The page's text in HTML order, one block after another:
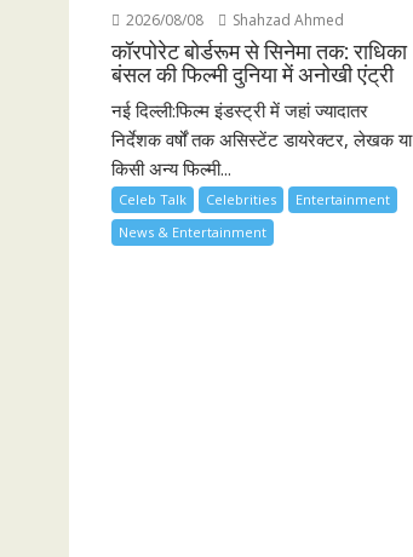
2026/08/08 Shahzad Ahmed
कॉरपोरेट बोर्डरूम से सिनेमा तक: राधिका
बंसल की फिल्मी दुनिया में अनोखी एंट्री
नई दिल्ली:फिल्म इंडस्ट्री में जहां ज्यादातर
निर्देशक वर्षों तक असिस्टेंट डायरेक्टर, लेखक या
किसी अन्य फिल्मी...
Celeb Talk Celebrities
Entertainment
News & Entertainment